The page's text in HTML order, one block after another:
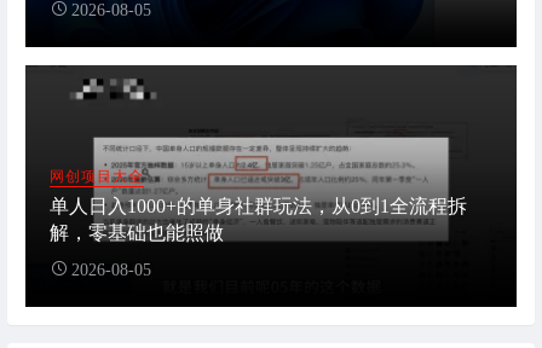
2026-08-05
网创项目大全
单人日入1000+的单身社群玩法，从0到1全流程拆
解，零基础也能照做
2026-08-05